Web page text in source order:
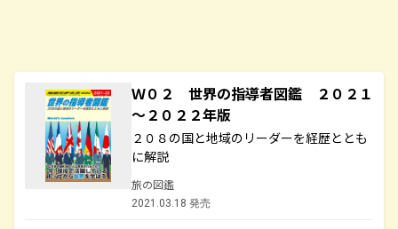
Ｗ０２ 世界の指導者図鑑 ２０２１
～２０２２年版
２０８の国と地域のリーダーを経歴ととも
に解説
旅の図鑑
2021.03.18 発売